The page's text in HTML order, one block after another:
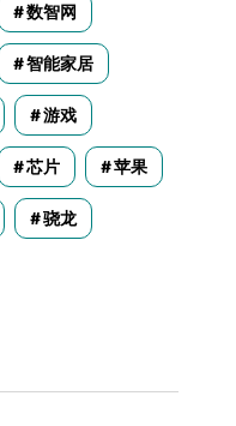
数智网
智能家居
游戏
芯片 苹果
骁龙